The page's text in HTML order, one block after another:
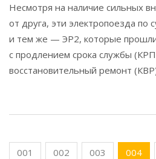
Несмотря на наличие сильных
от друга, эти электропоезда по
и тем же — ЭР2, которые
с продлением срока службы
восстановительный ремонт
001 002 003 004